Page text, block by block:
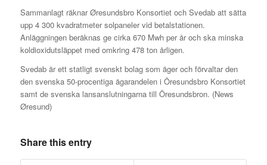
Sammanlagt räknar Øresundsbro Konsortiet och Svedab att sätta
upp 4 300 kvadratmeter solpaneler vid betalstationen.
Anläggningen beräknas ge cirka 670 Mwh per år och ska minska
koldioxidutsläppet med omkring 478 ton årligen.
Svedab är ett statligt svenskt bolag som äger och förvaltar den
den svenska 50-procentiga ägarandelen i Öresundsbro Konsortiet
samt de svenska lansanslutningarna till Öresundsbron. (News
Øresund)
Share this entry